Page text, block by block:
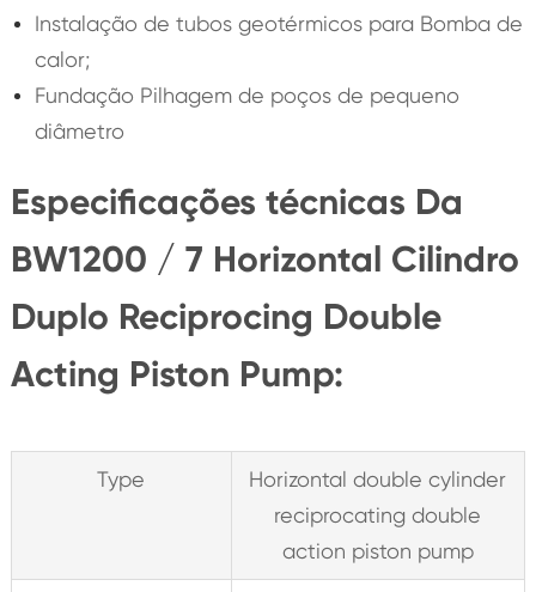
Instalação de tubos geotérmicos para Bomba de
calor;
Fundação Pilhagem de poços de pequeno
diâmetro
Especificações técnicas Da
BW1200 / 7 Horizontal Cilindro
Duplo Reciprocing Double
Acting Piston Pump:
Type
Horizontal double cylinder
reciprocating double
action piston pump